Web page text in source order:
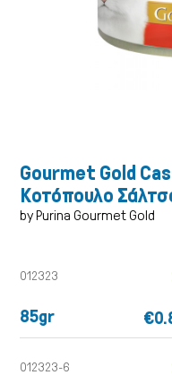
Σκύλος
Gourmet Gold
Κοτόπουλο
by Purina Gourmet Gold
85gr
012323
012323-6